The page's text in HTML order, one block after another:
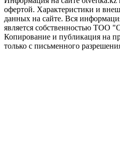
офертой. Характеристики и
данных на сайте. Вся
является собственностью ТОО
Копирование и публикация на
только с письменного